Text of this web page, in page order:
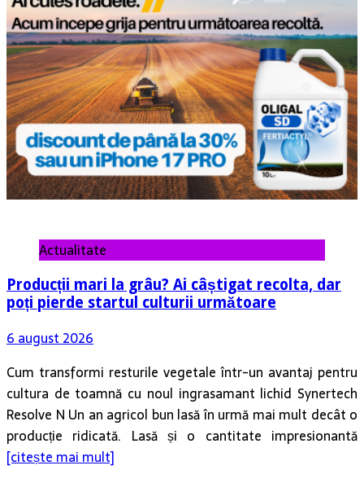
Actualitate
Producții mari la grâu? Ai câștigat recolta, dar
poți pierde startul culturii următoare
6 august 2026
Cum transformi resturile vegetale într-un avantaj pentru
cultura de toamnă cu noul ingrasamant lichid Synertech
Resolve N Un an agricol bun lasă în urmă mai mult decât o
producție ridicată. Lasă și o cantitate impresionantă
[citește mai mult]